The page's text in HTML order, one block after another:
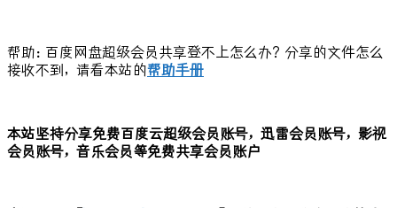
帮助：百度网盘超级会员共享登不上怎么办？分享的文件怎么
接收不到，请看本站的帮助手册
本站坚持分享免费百度云超级会员账号，迅雷会员账号，影视
会员账号，音乐会员等免费共享会员账户